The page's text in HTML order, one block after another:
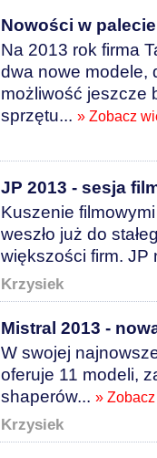
Nowości w
Na 2013 rok firma
dwa nowe modele,
możliwość jeszcze
sprzętu... » Zobacz
JP 2013 - sesja
Kuszenie
weszło już do
większości firm.
Krzysiek
Mistral 2013 -
W swojej
oferuje 11 modeli,
shaperów... »
Krzysiek